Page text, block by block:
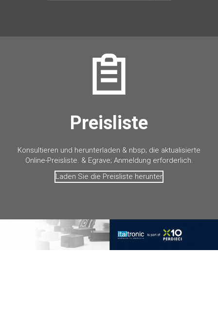
Preisliste
Konsultieren und herunterladen & nbsp; die aktualisierte
Online-Preisliste. & Egrave; Anmeldung erforderlich.
Laden Sie die Preisliste herunter